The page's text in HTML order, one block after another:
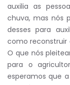
auxilia as
chuva, mas nós
desses para
como reconstruir
O que nós
para o
esperamos que